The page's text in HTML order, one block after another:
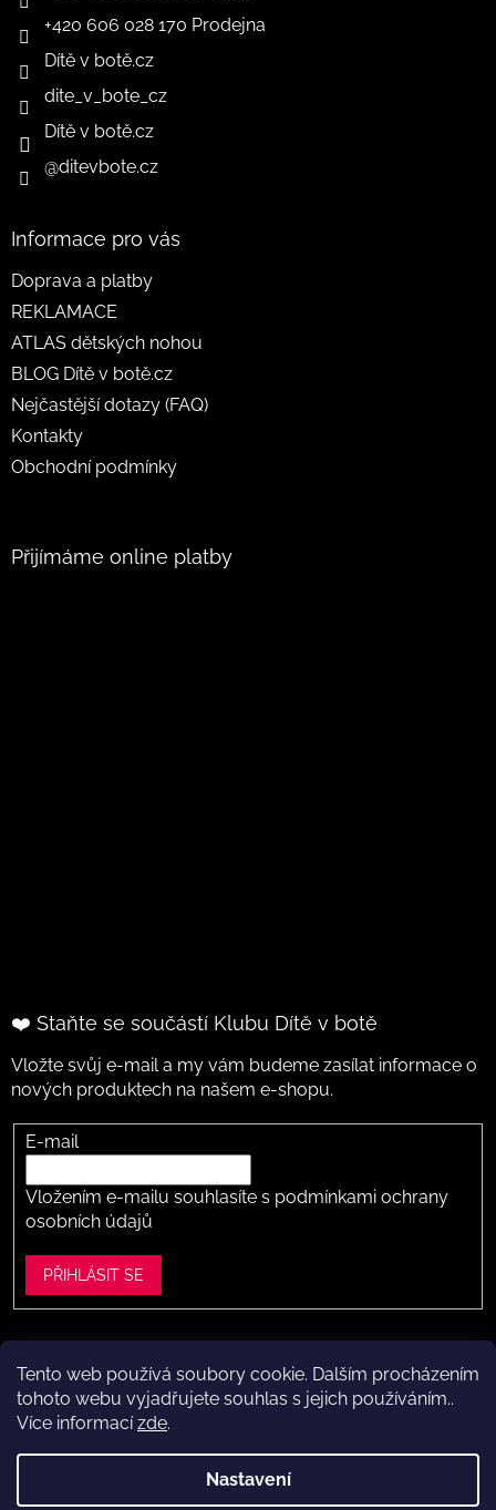
Tento web používá soubory cookie. Dalším procházením
tohoto webu vyjadřujete souhlas s jejich používáním..
Více informacízde.
Nastavení
+420 606 028 170 Prodejna
Dítě v botě.cz
dite_v_bote_cz
Dítě v botě.cz
@ditevbote.cz
Informace pro vás
Doprava a platby
REKLAMACE
ATLAS dětských nohou
BLOG Dítě v botě.cz
Nejčastější dotazy (FAQ)
Kontakty
Obchodní podmínky
Přijímáme online platby
❤️ Staňte se součástí Klubu Dítě v botě
Vložte svůj e-mail a my vám budeme zasílat informace o
nových produktech na našem e-shopu.
E-mail
Vložením e-mailu souhlasíte s podmínkami ochrany
osobních údajů
PŘIHLÁSIT SE
Vytvořil Shoptet